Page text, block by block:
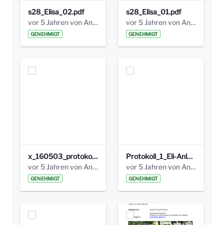
s28_Elisa_02.pdf
vor 5 Jahren von Anni Schlumberger
GENEHMIGT
s28_Elisa_01.pdf
vor 5 Jahren von Anni Schlumberger
GENEHMIGT
x_160503_protokoll_infoabend.pdf
vor 5 Jahren von Anni Schlumberger
GENEHMIGT
Protokoll_1_Eli-Anlage_final.pdf
vor 5 Jahren von Anni Schlumberger
GENEHMIGT